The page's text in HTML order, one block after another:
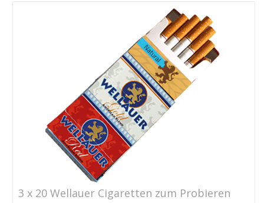
3 x 20 Wellauer Cigaretten zum Probieren